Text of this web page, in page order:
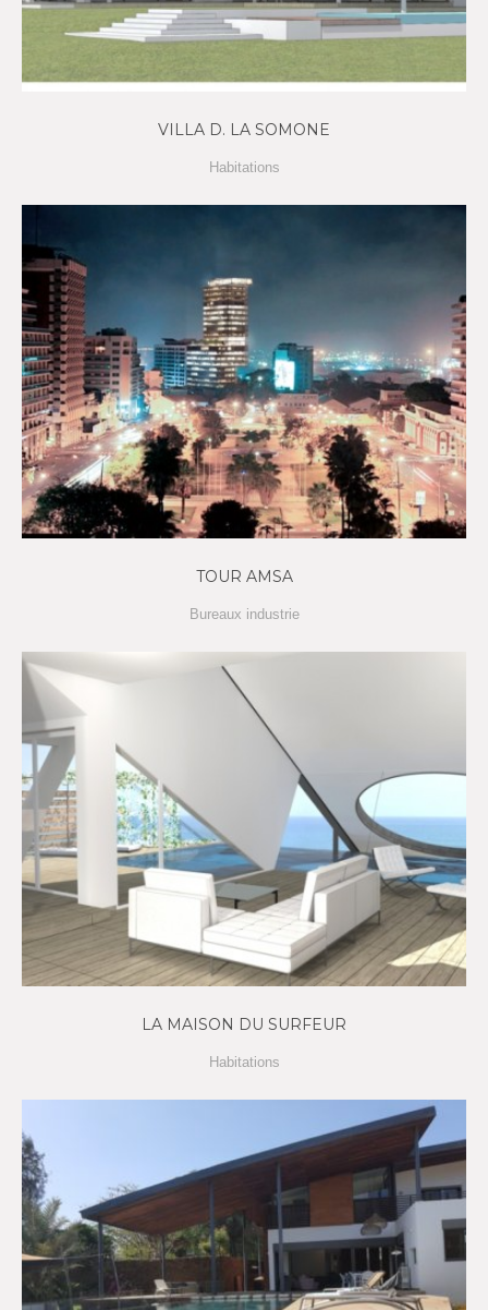
VILLA D. LA SOMONE
Habitations
TOUR AMSA
Bureaux industrie
LA MAISON DU SURFEUR
Habitations